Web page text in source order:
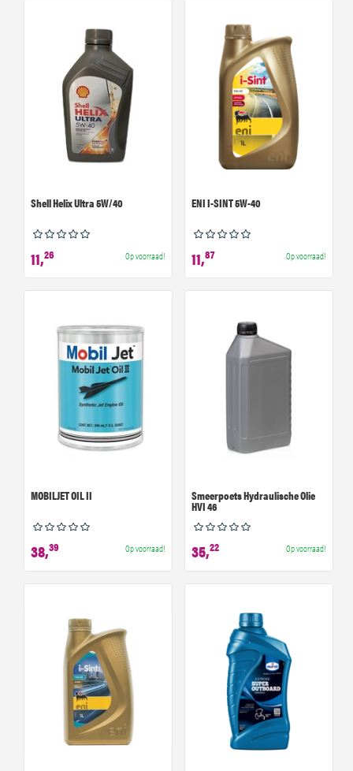
Shell Helix Ultra 5W/40
11,26 Op voorraad!
ENI I-SINT 5W-40
11,87 Op voorraad!
MOBILJET OIL II
38,39 Op voorraad!
Smeerpoets Hydraulische Olie
HVI 46
35,22 Op voorraad!